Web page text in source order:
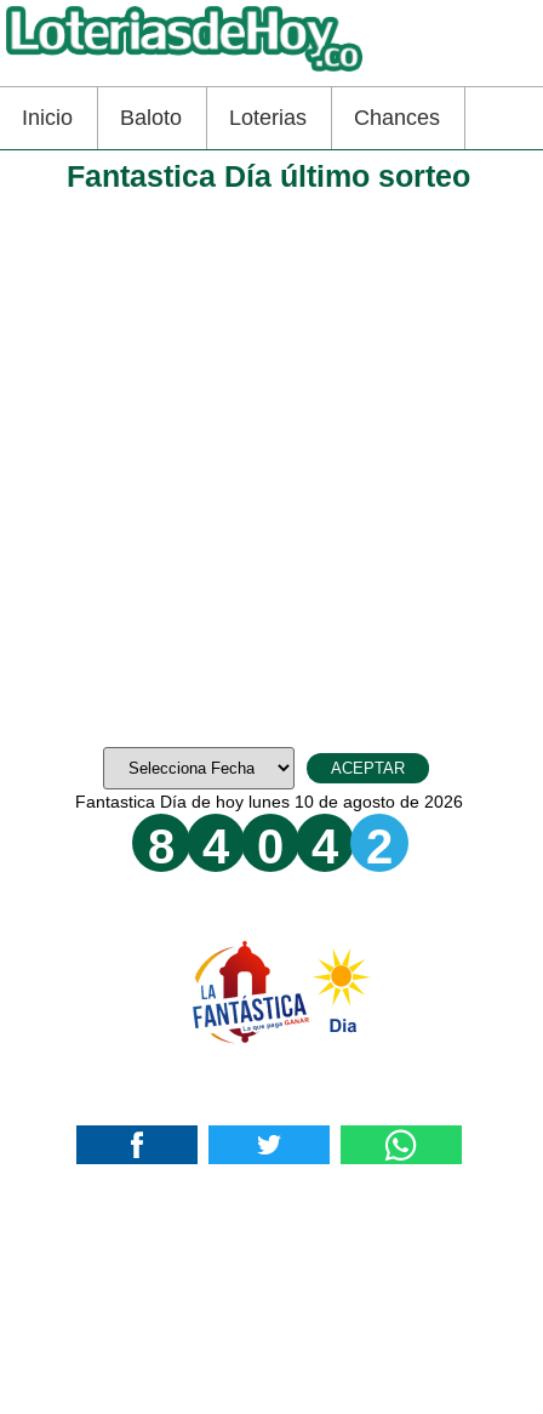
Inicio Baloto Loterias Chances
Fantastica Día último sorteo
Fantastica Día de hoy lunes 10 de agosto de 2026
8 4 0 4 2